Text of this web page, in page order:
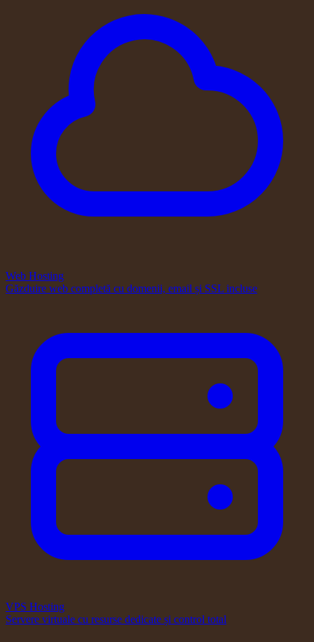
Web Hosting
Găzduire web completă cu domenii, email și SSL incluse
VPS Hosting
Servere virtuale cu resurse dedicate și control total